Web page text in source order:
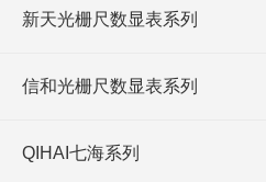
新天光栅尺数显表系列
信和光栅尺数显表系列
QIHAI七海系列